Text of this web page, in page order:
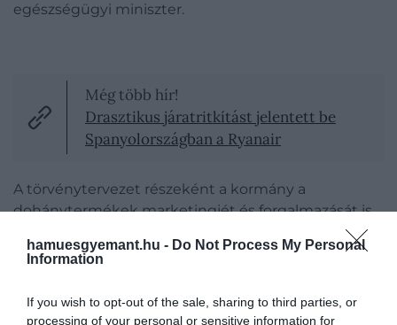
hamuesgyemant.hu - Do Not Process My Personal
Information
If you wish to opt-out of the sale, sharing to third parties, or
processing of your personal or sensitive information for
egészségügyi miniszter.
Még több hír!
Drasztikus járatritkítást jelentett be
Spanyolországban a Ryanair
A törvénytervezet részeként a kormány a
dohánytermékek marketingjét és forgalmazását is
szigorúbb keretek közé szorítaná. Az intézkedések
célja egyértelmű:visszaszorítani a dohányzás
évente több mint 50 ezer ember halálához
vezetnek Spanyolországban.